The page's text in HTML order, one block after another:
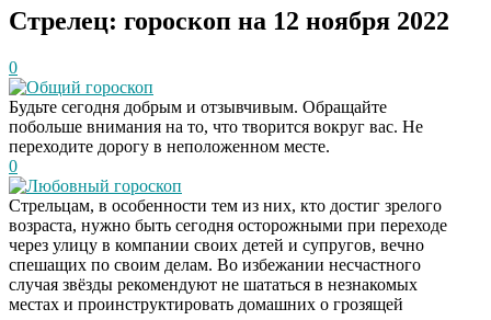
Стрелец: гороскоп на 12 ноября 2022
0
Общий гороскоп
Будьте сегодня добрым и отзывчивым. Обращайте
побольше внимания на то, что творится вокруг вас. Не
переходите дорогу в неположенном месте.
0
Любовный гороскоп
Стрельцам, в особенности тем из них, кто достиг зрелого
возраста, нужно быть сегодня осторожными при переходе
через улицу в компании своих детей и супругов, вечно
спешащих по своим делам. Во избежании несчастного
случая звёзды рекомендуют не шататься в незнакомых
местах и проинструктировать домашних о грозящей